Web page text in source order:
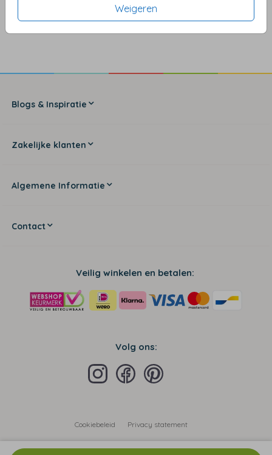
Weigeren
van de 5 sterren
Blogs & Inspiratie
Zakelijke klanten
Algemene Informatie
Contact
Veilig winkelen en betalen:
Volg ons:
Cookiebeleid Privacy statement
Algemene voorwaarden